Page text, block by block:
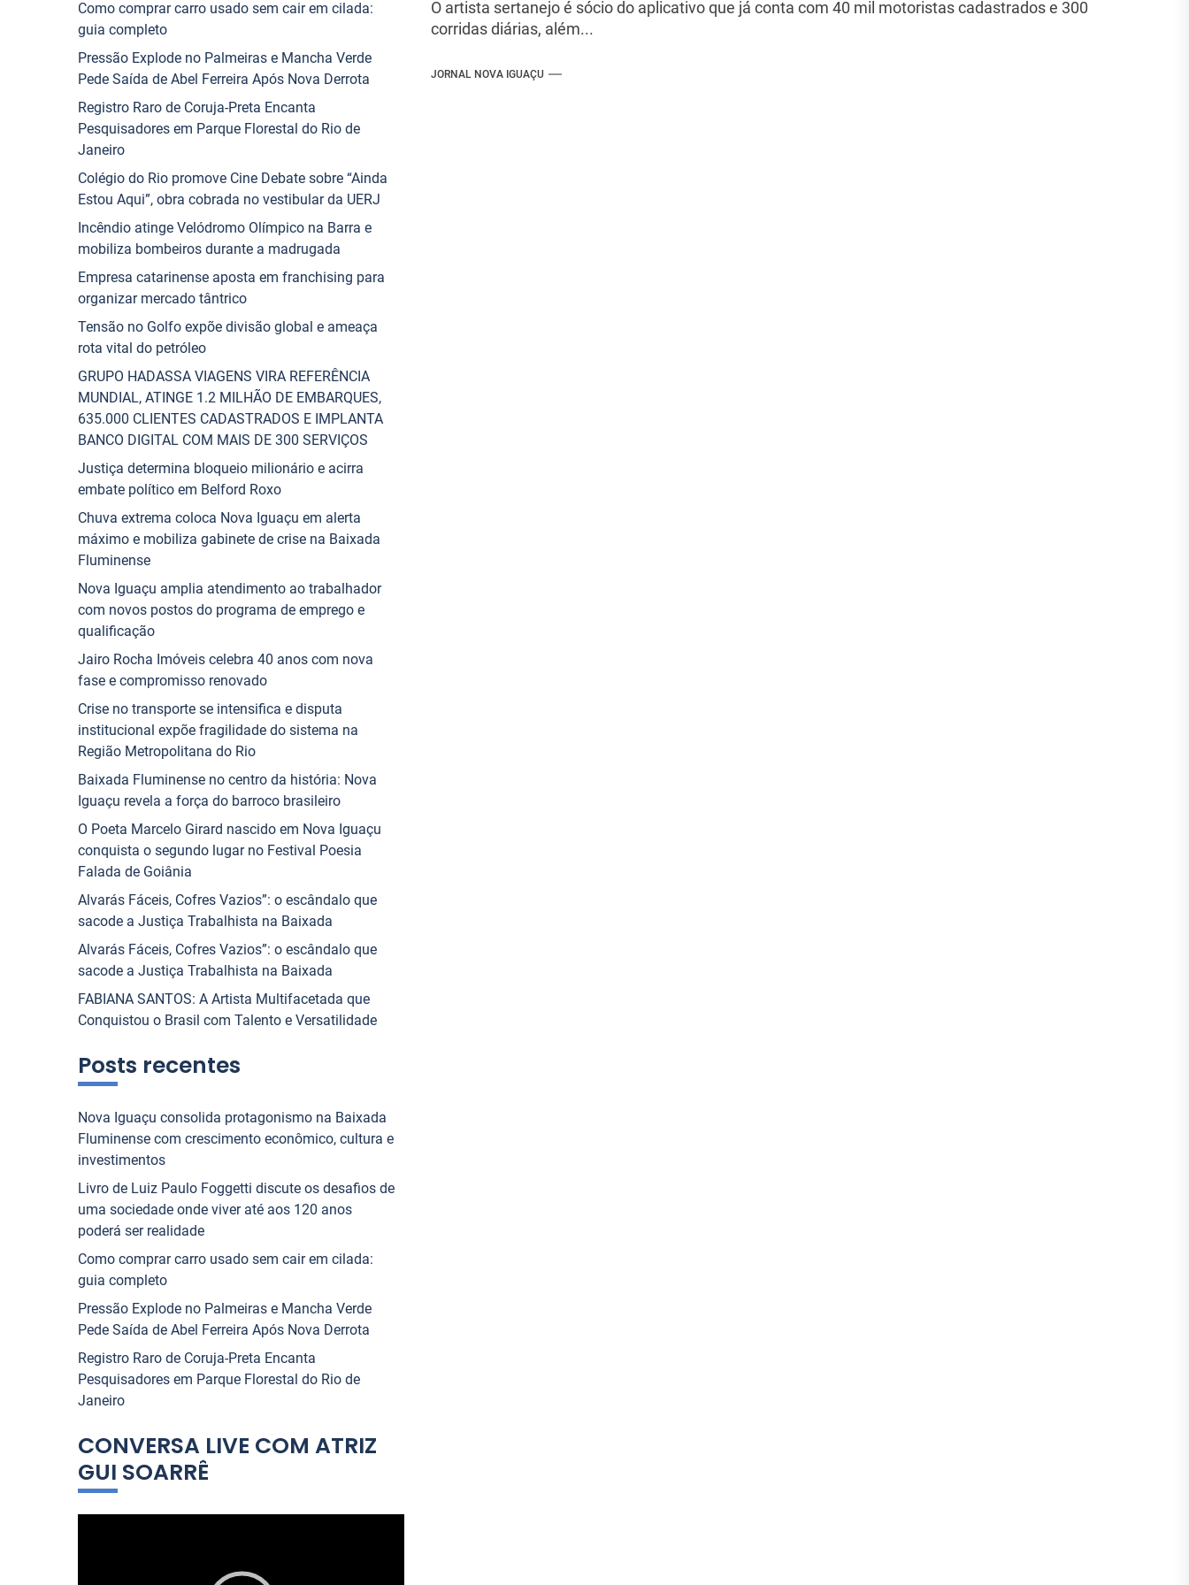
O artista sertanejo é sócio do aplicativo que já conta com 40 mil motoristas cadastrados e 300
corridas diárias, além...
JORNAL NOVA IGUAÇU
Como comprar carro usado sem cair em cilada:
guia completo
Pressão Explode no Palmeiras e Mancha Verde
Pede Saída de Abel Ferreira Após Nova Derrota
Registro Raro de Coruja-Preta Encanta
Pesquisadores em Parque Florestal do Rio de
Janeiro
Colégio do Rio promove Cine Debate sobre “Ainda
Estou Aqui”, obra cobrada no vestibular da UERJ
Incêndio atinge Velódromo Olímpico na Barra e
mobiliza bombeiros durante a madrugada
Empresa catarinense aposta em franchising para
organizar mercado tântrico
Tensão no Golfo expõe divisão global e ameaça
rota vital do petróleo
GRUPO HADASSA VIAGENS VIRA REFERÊNCIA
MUNDIAL, ATINGE 1.2 MILHÃO DE EMBARQUES,
635.000 CLIENTES CADASTRADOS E IMPLANTA
BANCO DIGITAL COM MAIS DE 300 SERVIÇOS
Justiça determina bloqueio milionário e acirra
embate político em Belford Roxo
Chuva extrema coloca Nova Iguaçu em alerta
máximo e mobiliza gabinete de crise na Baixada
Fluminense
Nova Iguaçu amplia atendimento ao trabalhador
com novos postos do programa de emprego e
qualificação
Jairo Rocha Imóveis celebra 40 anos com nova
fase e compromisso renovado
Crise no transporte se intensifica e disputa
institucional expõe fragilidade do sistema na
Região Metropolitana do Rio
Baixada Fluminense no centro da história: Nova
Iguaçu revela a força do barroco brasileiro
O Poeta Marcelo Girard nascido em Nova Iguaçu
conquista o segundo lugar no Festival Poesia
Falada de Goiânia
Alvarás Fáceis, Cofres Vazios”: o escândalo que
sacode a Justiça Trabalhista na Baixada
Alvarás Fáceis, Cofres Vazios”: o escândalo que
sacode a Justiça Trabalhista na Baixada
FABIANA SANTOS: A Artista Multifacetada que
Conquistou o Brasil com Talento e Versatilidade
Posts recentes
Nova Iguaçu consolida protagonismo na Baixada
Fluminense com crescimento econômico, cultura e
investimentos
Livro de Luiz Paulo Foggetti discute os desafios de
uma sociedade onde viver até aos 120 anos
poderá ser realidade
Como comprar carro usado sem cair em cilada:
guia completo
Pressão Explode no Palmeiras e Mancha Verde
Pede Saída de Abel Ferreira Após Nova Derrota
Registro Raro de Coruja-Preta Encanta
Pesquisadores em Parque Florestal do Rio de
Janeiro
CONVERSA LIVE COM ATRIZ
GUI SOARRÊ